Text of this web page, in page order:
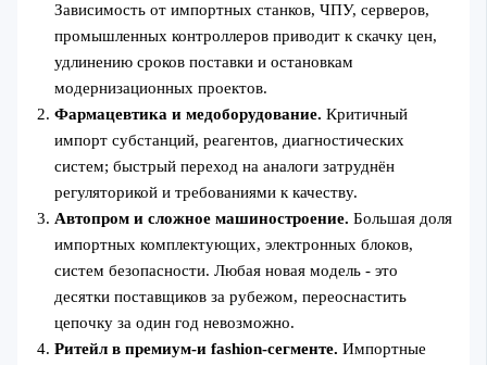
Зависимость от импортных станков, ЧПУ, серверов,
промышленных контроллеров приводит к скачку цен,
удлинению сроков поставки и остановкам
модернизационных проектов.
Фармацевтика и медоборудование. Критичный
импорт субстанций, реагентов, диагностических
систем; быстрый переход на аналоги затруднён
регуляторикой и требованиями к качеству.
Автопром и сложное машиностроение. Большая доля
импортных комплектующих, электронных блоков,
систем безопасности. Любая новая модель - это
десятки поставщиков за рубежом, переоснастить
цепочку за один год невозможно.
Ритейл в премиум‑и fashion‑сегменте. Импортные